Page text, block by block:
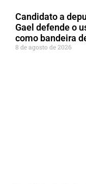
Candidato a
Gael defende o
como bandeira
8 de agosto de 2026